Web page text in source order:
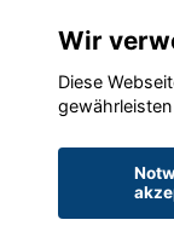
Startseite
Wir
Diese